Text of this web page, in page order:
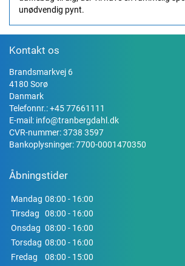
unødvendig pynt.
Kontakt os
Brandsmarkvej 6
4180 Sorø
Danmark
Telefonnr.:+45 77661111
E-mail: info@tranbergdahl.dk
CVR-nummer: 3738 3597
Bankoplysninger: 7700-0001470350
Åbningstider
Mandag 08:00 - 16:00
Tirsdag
08:00 - 16:00
Onsdag 08:00 - 16:00
Torsdag 08:00 - 16:00
Fredag
08:00 - 15:00